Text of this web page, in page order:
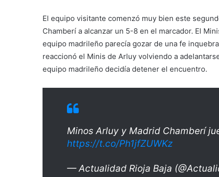
El equipo visitante comenzó muy bien este
Chamberí a alcanzar un 5-8 en el marcador. El
equipo madrileño parecía gozar de una fe
reaccionó el Minis de Arluy volviendo a
equipo madrileño decidía detener el encuentro.
Minos Arluy y Madrid Chamberí
https://t.co/Ph1jfZUWKz
— Actualidad Rioja Baja